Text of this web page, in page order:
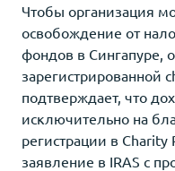
Чтобы организация
освобождение от
фондов в Сингапуре,
зарегистрированной
подтверждает, что
исключительно на
регистрации в
заявление в IRAS с